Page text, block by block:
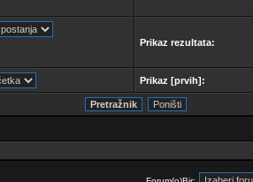
Prikaz rezultata:
Prikaz [prvih]: